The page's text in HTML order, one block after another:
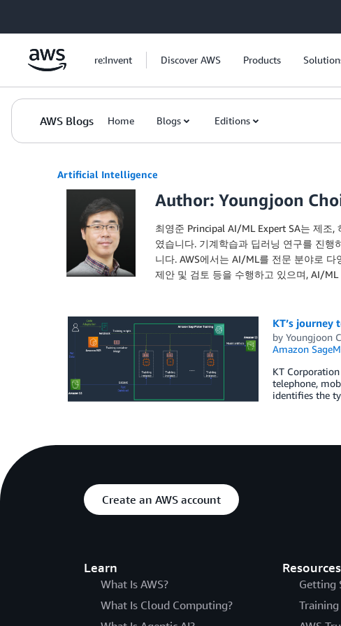
re:Invent Discover AWS Products
AWS Blogs Home Blogs Editions
Artificial Intelligence
Author: Youngjoon
최영준 Principal AI/ML Expert SA는 제조,
였습니다. 기계학습과 딥러닝 연구를 진
니다. AWS에서는 AI/ML를 전문 분야로
제안 및 검토 등을 수행하고 있으며, AI/
KT’s
by Youngjoon
Amazon
KT
telephone,
identifies the
Create an AWS account
Learn
What Is AWS?
What Is Cloud Computing?
Resources
Getting
Training